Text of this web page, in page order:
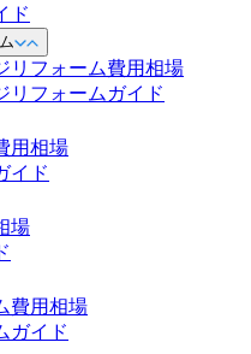
ド
リフォーム費用相場
リフォームガイド
用相場
イド
場
費用相場
ガイド